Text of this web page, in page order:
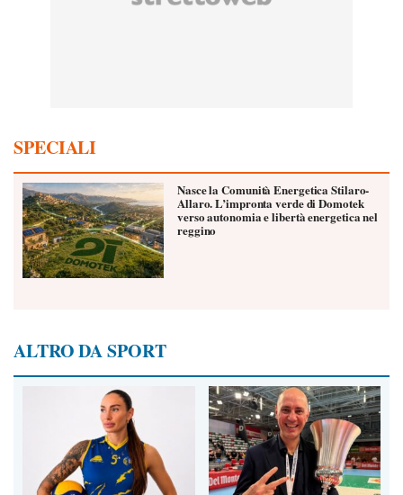
SPECIALI
Nasce la Comunità Energetica Stilaro-
Allaro. L’impronta verde di Domotek
verso autonomia e libertà energetica nel
reggino
ALTRO DA SPORT